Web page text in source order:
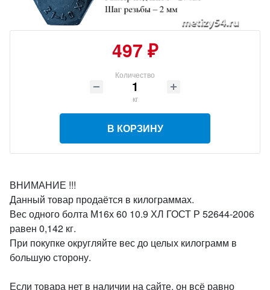
497 ₽
Количество
кг
В КОРЗИНУ
ВНИМАНИЕ !!!
Данный товар продаётся в килограммах.
Вес одного болта М16х 60 10.9 ХЛ ГОСТ Р 52644-2006
равен 0,142 кг.
При покупке округляйте вес до целых килограмм в
большую сторону.
Если товара нет в наличии на сайте, он всё равно